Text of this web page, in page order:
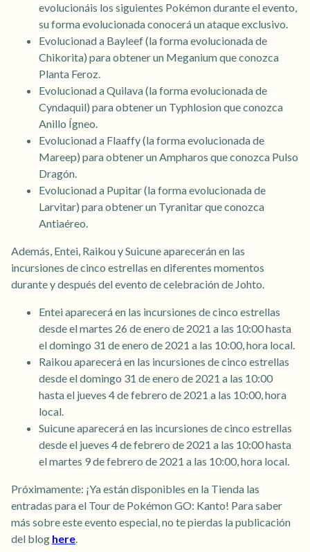
evolucionáis los siguientes Pokémon durante el evento,
su forma evolucionada conocerá un ataque exclusivo.
Evolucionad a Bayleef (la forma evolucionada de
Chikorita) para obtener un Meganium que conozca
Planta Feroz.
Evolucionad a Quilava (la forma evolucionada de
Cyndaquil) para obtener un Typhlosion que conozca
Anillo Ígneo.
Evolucionad a Flaaffy (la forma evolucionada de
Mareep) para obtener un Ampharos que conozca Pulso
Dragón.
Evolucionad a Pupitar (la forma evolucionada de
Larvitar) para obtener un Tyranitar que conozca
Antiaéreo.
Además, Entei, Raikou y Suicune aparecerán en las
incursiones de cinco estrellas en diferentes momentos
durante y después del evento de celebración de Johto.
Entei aparecerá en las incursiones de cinco estrellas
desde el martes 26 de enero de 2021 a las 10:00 hasta
el domingo 31 de enero de 2021 a las 10:00, hora local.
Raikou aparecerá en las incursiones de cinco estrellas
desde el domingo 31 de enero de 2021 a las 10:00
hasta el jueves 4 de febrero de 2021 a las 10:00, hora
local.
Suicune aparecerá en las incursiones de cinco estrellas
desde el jueves 4 de febrero de 2021 a las 10:00 hasta
el martes 9 de febrero de 2021 a las 10:00, hora local.
Próximamente: ¡Ya están disponibles en la Tienda las
entradas para el Tour de Pokémon GO: Kanto! Para saber
más sobre este evento especial, no te pierdas la publicación
del blog here.